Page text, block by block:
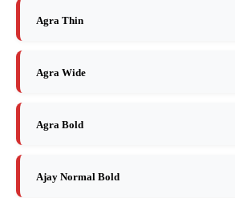
Agra Thin
Agra Wide
Agra Bold
Ajay Normal Bold